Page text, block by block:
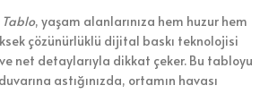
, yaşam alanlarınıza hem huzur hem
çözünürlüklü dijital baskı teknolojisi
net detaylarıyla dikkat çeker. Bu tabloyu
astığınızda, ortamın havası